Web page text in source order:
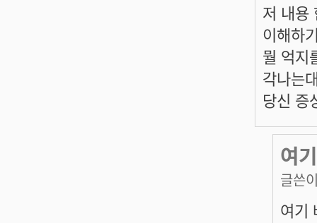
저 내용
이해하
뭘 억지
각나는
당신 증
여
글쓴
여기